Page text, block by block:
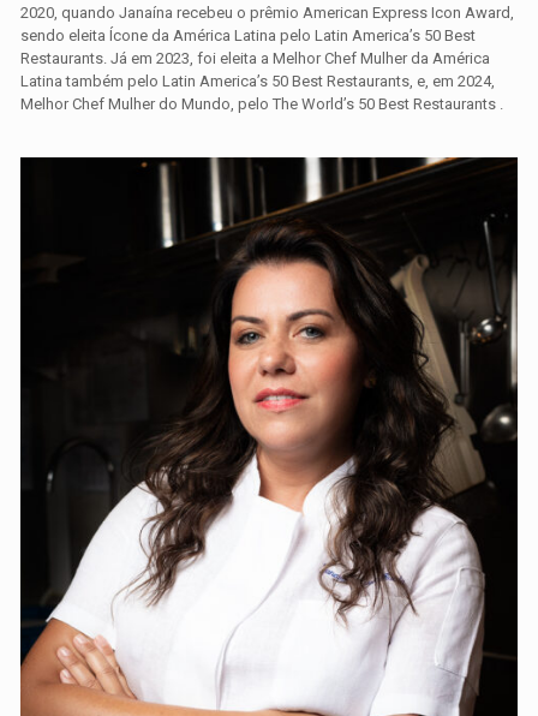
2020, quando Janaína recebeu o prêmio American Express Icon Award,
sendo eleita Ícone da América Latina pelo Latin America’s 50 Best
Restaurants. Já em 2023, foi eleita a Melhor Chef Mulher da América
Latina também pelo Latin America’s 50 Best Restaurants, e, em 2024,
Melhor Chef Mulher do Mundo, pelo The World’s 50 Best Restaurants .